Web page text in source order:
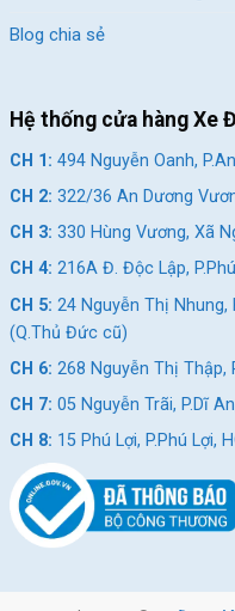
Blog chia sẻ
Hệ thống cửa hàng Xe
CH 1: 494 Nguyễn Oanh,
CH 2: 322/36 An Dương
CH 3: 330 Hùng Vương, Xã
CH 4: 216A Đ. Độc Lập,
CH 5: 24 Nguyễn Thị Nhung,
(Q.Thủ Đức cũ)
CH 6: 268 Nguyễn Thị Thập,
CH 7: 05 Nguyễn Trãi, P.Dĩ
CH 8: 15 Phú Lợi, P.Phú Lợi,